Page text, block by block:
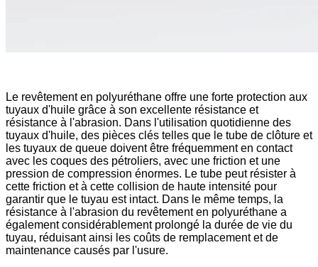
Le revêtement en polyuréthane offre une forte protection aux
tuyaux d'huile grâce à son excellente résistance et
résistance à l'abrasion. Dans l'utilisation quotidienne des
tuyaux d'huile, des pièces clés telles que le tube de clôture et
les tuyaux de queue doivent être fréquemment en contact
avec les coques des pétroliers, avec une friction et une
pression de compression énormes. Le tube peut résister à
cette friction et à cette collision de haute intensité pour
garantir que le tuyau est intact. Dans le même temps, la
résistance à l'abrasion du revêtement en polyuréthane a
également considérablement prolongé la durée de vie du
tuyau, réduisant ainsi les coûts de remplacement et de
maintenance causés par l'usure.